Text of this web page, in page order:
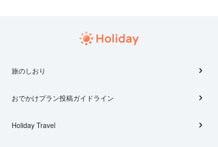
旅のしおり
おでかけプラン投稿ガイドライン
Holiday Travel